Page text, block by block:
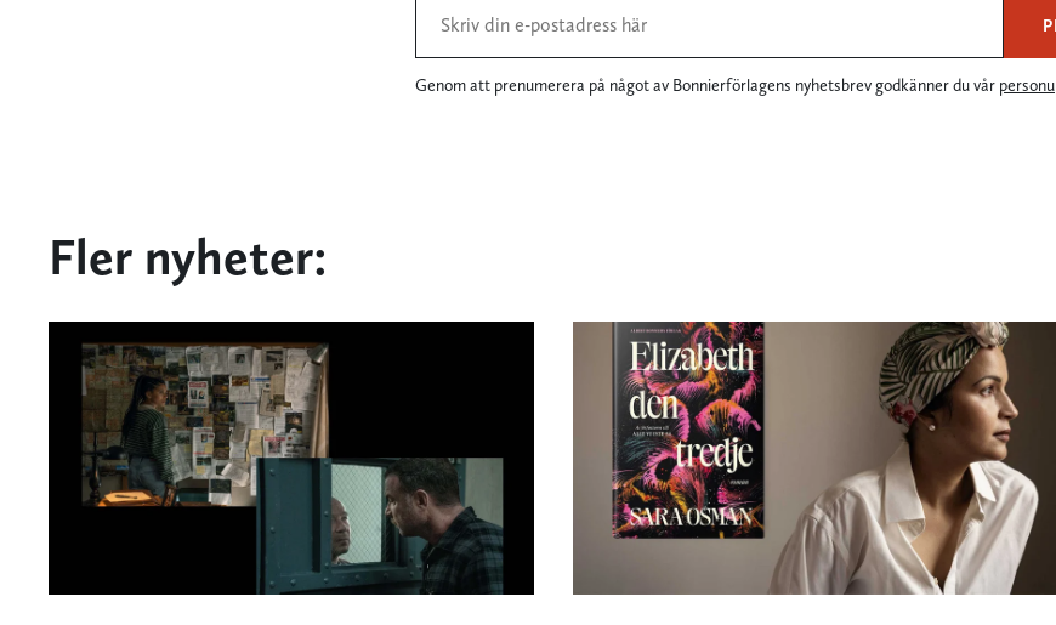
Genom att prenumerera på något av Bonnierförlagens nyhetsbrev godkänner du vår
Fler nyheter: